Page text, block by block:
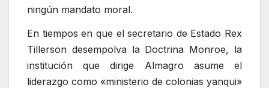
ningún mandato moral.
En tiempos en que el secretario de Estado Rex
Tillerson desempolva la Doctrina Monroe, la
institución que dirige Almagro asume el
liderazgo como «ministerio de colonias yanqui»